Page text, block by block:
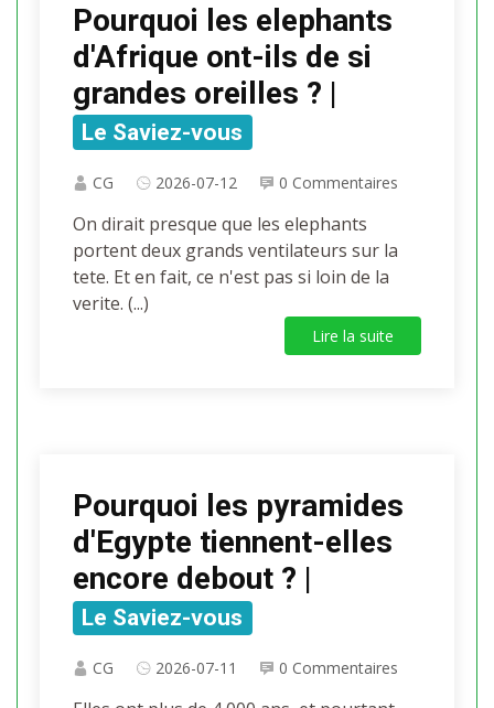
Pourquoi les elephants
d'Afrique ont-ils de si
grandes oreilles ? |
Le Saviez-vous
CG 2026-07-12 0 Commentaires
On dirait presque que les elephants
portent deux grands ventilateurs sur la
tete. Et en fait, ce n'est pas si loin de la
verite. (...)
Lire la suite
Pourquoi les pyramides
d'Egypte tiennent-elles
encore debout ? |
Le Saviez-vous
CG 2026-07-11 0 Commentaires